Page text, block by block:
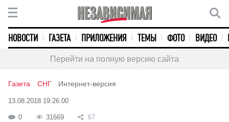
НОВОСТИ ГАЗЕТА ПРИЛОЖЕНИЯ ТЕМЫ ФОТО ВИДЕО
Перейти на полную версию сайта
Газета СНГ Интернет-версия
13.08.2018 19:26:00
0 31669 67